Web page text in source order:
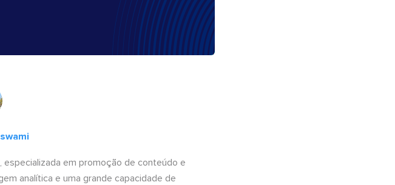
especializada em promoção de conteúdo e
analítica e uma grande capacidade de